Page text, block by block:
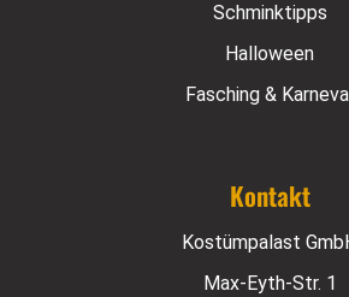
Schminktipps
Halloween
Fasching & Karneval
Kontakt
Kostümpalast
Max-Eyth-Str. 1